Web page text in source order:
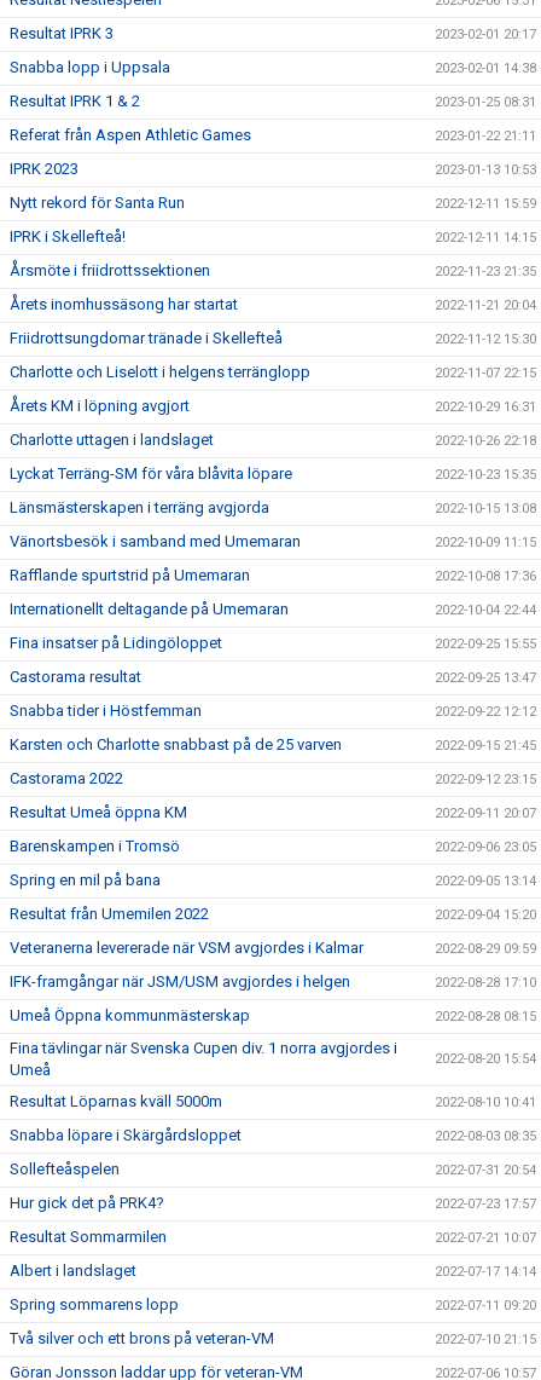
Resultat IPRK 3 2023-02-01 20:17
Snabba lopp i Uppsala 2023-02-01 14:38
Resultat IPRK 1 & 2 2023-01-25 08:31
Referat från Aspen Athletic Games 2023-01-22 21:11
IPRK 2023 2023-01-13 10:53
Nytt rekord för Santa Run 2022-12-11 15:59
IPRK i Skellefteå! 2022-12-11 14:15
Årsmöte i friidrottssektionen 2022-11-23 21:35
Årets inomhussäsong har startat 2022-11-21 20:04
Friidrottsungdomar tränade i Skellefteå 2022-11-12 15:30
Charlotte och Liselott i helgens terränglopp 2022-11-07 22:15
Årets KM i löpning avgjort 2022-10-29 16:31
Charlotte uttagen i landslaget 2022-10-26 22:18
Lyckat Terräng-SM för våra blåvita löpare 2022-10-23 15:35
Länsmästerskapen i terräng avgjorda 2022-10-15 13:08
Vänortsbesök i samband med Umemaran 2022-10-09 11:15
Rafflande spurtstrid på Umemaran 2022-10-08 17:36
Internationellt deltagande på Umemaran 2022-10-04 22:44
Fina insatser på Lidingöloppet 2022-09-25 15:55
Castorama resultat 2022-09-25 13:47
Snabba tider i Höstfemman 2022-09-22 12:12
Karsten och Charlotte snabbast på de 25 varven 2022-09-15 21:45
Castorama 2022 2022-09-12 23:15
Resultat Umeå öppna KM 2022-09-11 20:07
Barenskampen i Tromsö 2022-09-06 23:05
Spring en mil på bana 2022-09-05 13:14
Resultat från Umemilen 2022 2022-09-04 15:20
Veteranerna levererade när VSM avgjordes i Kalmar 2022-08-29 09:59
IFK-framgångar när JSM/USM avgjordes i helgen 2022-08-28 17:10
Umeå Öppna kommunmästerskap 2022-08-28 08:15
Fina tävlingar när Svenska Cupen div. 1 norra avgjordes i
Umeå
2022-08-20 15:54
Resultat Löparnas kväll 5000m 2022-08-10 10:41
Snabba löpare i Skärgårdsloppet 2022-08-03 08:35
Sollefteåspelen 2022-07-31 20:54
Hur gick det på PRK4? 2022-07-23 17:57
Resultat Sommarmilen 2022-07-21 10:07
Albert i landslaget 2022-07-17 14:14
Spring sommarens lopp 2022-07-11 09:20
Två silver och ett brons på veteran-VM 2022-07-10 21:15
Göran Jonsson laddar upp för veteran-VM 2022-07-06 10:57